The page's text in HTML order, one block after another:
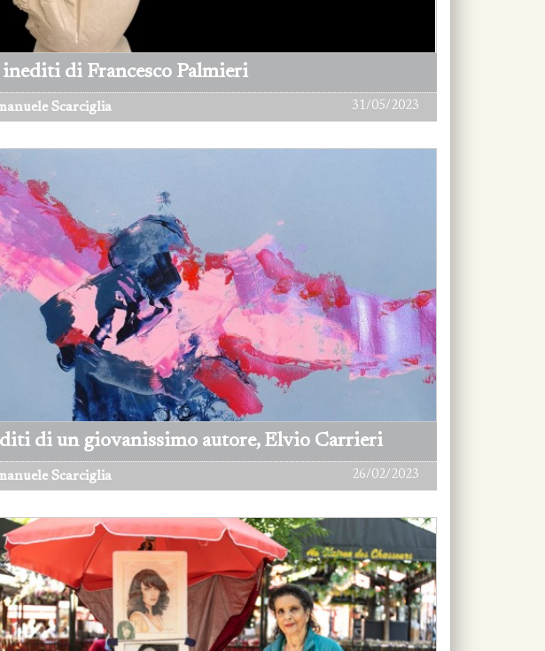
di Francesco Palmieri
Scarciglia 31/05/2023
di un giovanissimo autore, Elvio Carrieri
Scarciglia 26/02/2023